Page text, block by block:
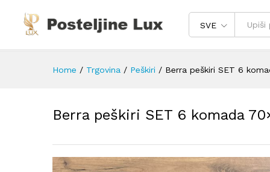
SVE
Home / Trgovina / Peškiri / Berra peškiri SET 6
Berra peškiri SET 6 komada